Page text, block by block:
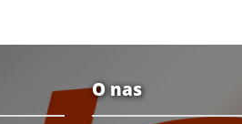
O nas